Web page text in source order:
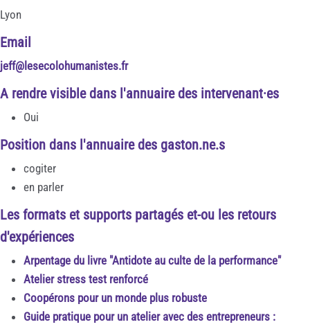
Lyon
Email
jeff@lesecolohumanistes.fr
A rendre visible dans l'annuaire des intervenant·es
Oui
Position dans l'annuaire des gaston.ne.s
cogiter
en parler
Les formats et supports partagés et-ou les retours
d'expériences
Arpentage du livre "Antidote au culte de la performance"
Atelier stress test renforcé
Coopérons pour un monde plus robuste
Guide pratique pour un atelier avec des entrepreneurs :